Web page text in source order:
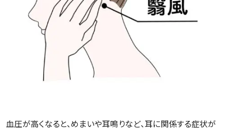
血圧が高くなると、めまいや耳鳴りなど、耳に関係する症状が